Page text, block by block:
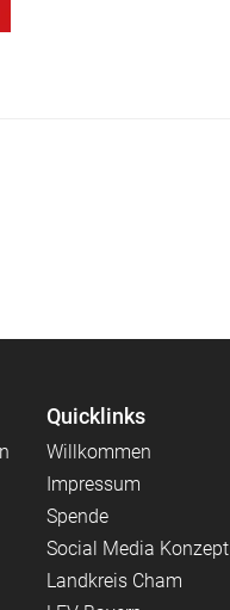
Quicklinks
Willkommen
Impressum
Spende
Social Media Konzept
Landkreis Cham